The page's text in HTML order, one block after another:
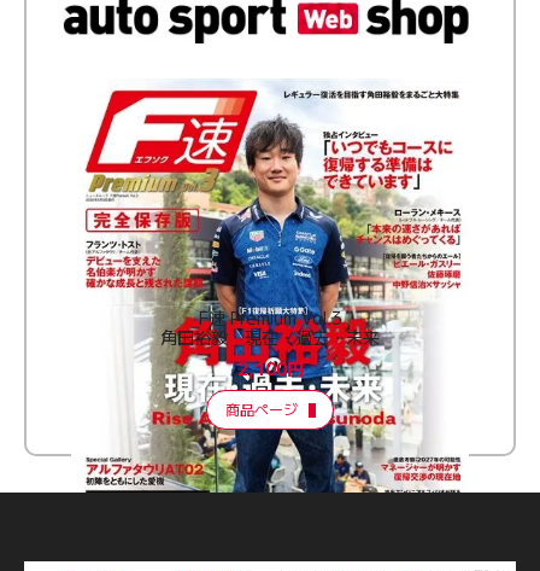
F速 Premium Vol.3
角田裕毅 現在・過去・未来
2,100円
商品ページ